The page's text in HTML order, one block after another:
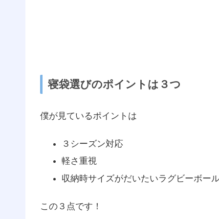
寝袋選びのポイントは３つ
僕が見ているポイントは
３シーズン対応
軽さ重視
収納時サイズがだいたいラグビーボー
この３点です！